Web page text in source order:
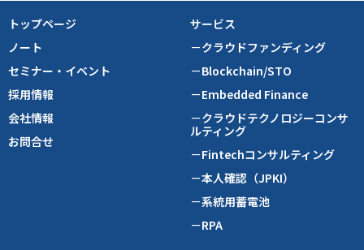
トップページ
ノート
セミナー・イベント
採用情報
会社情報
お問合せ
サービス
－クラウドファンディング
－Blockchain/STO
－Embedded Finance
－クラウドテクノロジーコンサ
ルティング
－Fintechコンサルティング
－本人確認（JPKI）
－系統用蓄電池
－RPA